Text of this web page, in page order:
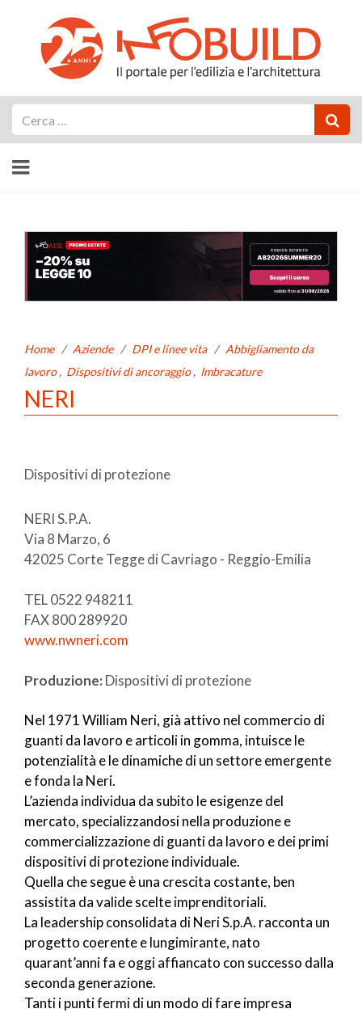
Home / Aziende / DPI e linee vita / Abbigliamento da
lavoro, Dispositivi di ancoraggio, Imbracature
NERI
Dispositivi di protezione
NERI S.P.A.
Via 8 Marzo, 6
42025 Corte Tegge di Cavriago - Reggio-Emilia
TEL 0522 948211
FAX 800 289920
www.nwneri.com
Produzione: Dispositivi di protezione
Nel 1971 William Neri, già attivo nel commercio di
guanti da lavoro e articoli in gomma, intuisce le
potenzialità e le dinamiche di un settore emergente
e fonda la Neri.
L’azienda individua da subito le esigenze del
mercato, specializzandosi nella produzione e
commercializzazione di guanti da lavoro e dei primi
dispositivi di protezione individuale.
Quella che segue è una crescita costante, ben
assistita da valide scelte imprenditoriali.
La leadership consolidata di Neri S.p.A. racconta un
progetto coerente e lungimirante, nato
quarant’anni fa e oggi affiancato con successo dalla
seconda generazione.
Tanti i punti fermi di un modo di fare impresa